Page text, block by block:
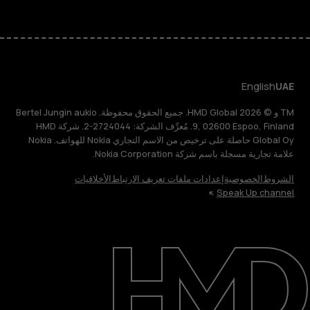
حول
الدعم
UAE
English
TM و © 2026 HMD Global. جميع الحقوق محفوظة. Bertel Jungin aukio
9, 02600 Espoo, Finland. مُعرِّف الشركة: 2724044-2. شركة HMD
Global Oy حاصلة على ترخيص من الاسم التجاري Nokia للهواتف. Nokia
علامة تجارية مسجلة باسم شركة Nokia Corporation.
الشروطالخصوصيةإعدادات ملفات تعريف الارتباطالأخلاقيات
Speak Up channel